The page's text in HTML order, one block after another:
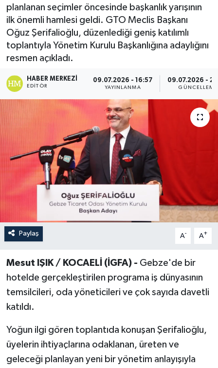
planlanan seçimler öncesinde başkanlık yarışının
ilk önemli hamlesi geldi. GTO Meclis Başkanı
Oğuz Şerifalioğlu, düzenlediği geniş katılımlı
toplantıyla Yönetim Kurulu Başkanlığına adaylığını
resmen açıkladı.
HABER MERKEZI
EDITÖR
09.07.2026 - 16:57
YAYINLANMA
09.07.2026 -
GÜNCELLEME
Paylaş A- A+
Mesut IŞIK / KOCAELİ (İGFA) - Gebze'de bir
hotelde gerçekleştirilen programa iş dünyasının
temsilcileri, oda yöneticileri ve çok sayıda davetli
katıldı.
Yoğun ilgi gören toplantıda konuşan Şerifalioğlu,
üyelerin ihtiyaçlarına odaklanan, üreten ve
geleceği planlayan yeni bir yönetim anlayışıyla